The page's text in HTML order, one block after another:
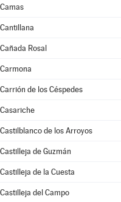
Camas
Cantillana
Cañada Rosal
Carmona
Carrión de los Céspedes
Casariche
Castilblanco de los Arroyos
Castilleja de Guzmán
Castilleja de la Cuesta
Castilleja del Campo